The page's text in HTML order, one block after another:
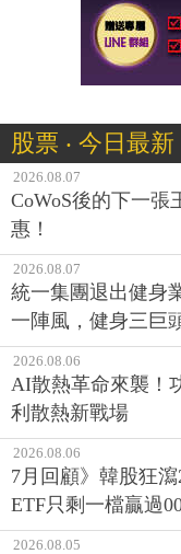
股票 ‧ 今日最新
2026.08.07
CoWoS後的下一張
惠！
2026.08.07
統一集團退出健身
一陣風，健身三巨
2026.08.06
AI散熱革命來襲！
利散熱新戰場
2026.08.06
7月回顧》韓股狂
ETF只剩一檔贏過
2026.08.05